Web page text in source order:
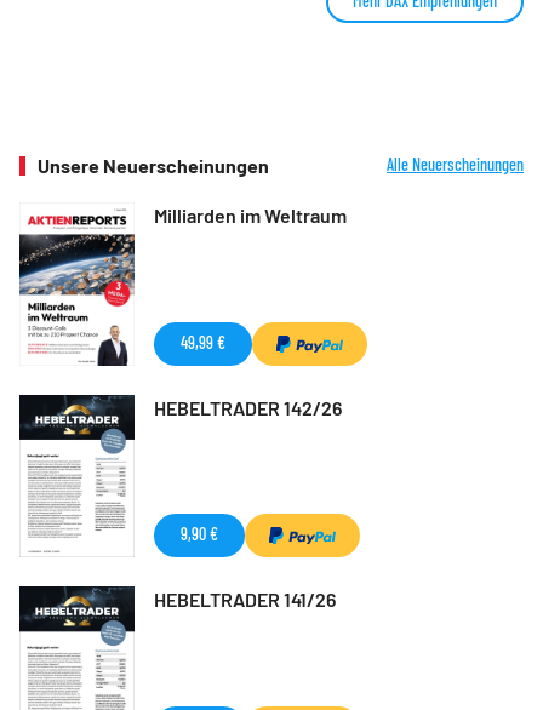
Unsere Neuerscheinungen Alle Neuerscheinungen
Milliarden im Weltraum
49,99 €
HEBELTRADER 142/26
9,90 €
HEBELTRADER 141/26